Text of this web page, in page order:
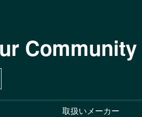
Community
取扱いメーカー